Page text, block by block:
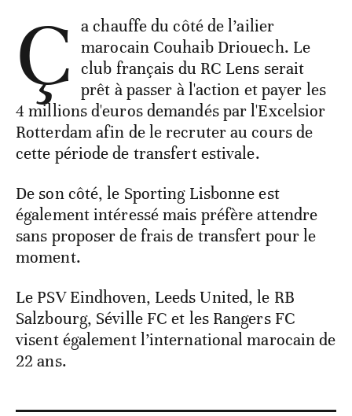
Ç a chauffe du côté de l’ailier
marocain Couhaib Driouech. Le
club français du RC Lens serait
prêt à passer à l'action et payer les
4 millions d'euros demandés par l'Excelsior
Rotterdam afin de le recruter au cours de
cette période de transfert estivale.
De son côté, le Sporting Lisbonne est
également intéressé mais préfère attendre
sans proposer de frais de transfert pour le
moment.
Le PSV Eindhoven, Leeds United, le RB
Salzbourg, Séville FC et les Rangers FC
visent également l’international marocain de
22 ans.